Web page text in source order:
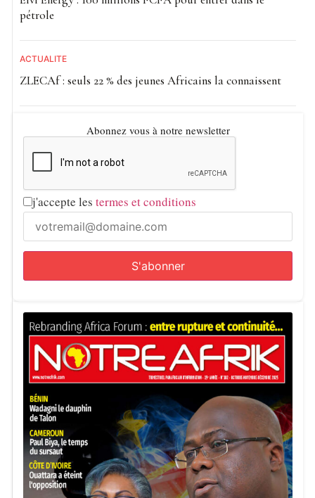
pétrole
ACTUALITE
ZLECAf : seuls 22 % des jeunes Africains la connaissent
Abonnez vous à notre newsletter
j'accepte les termes et conditions